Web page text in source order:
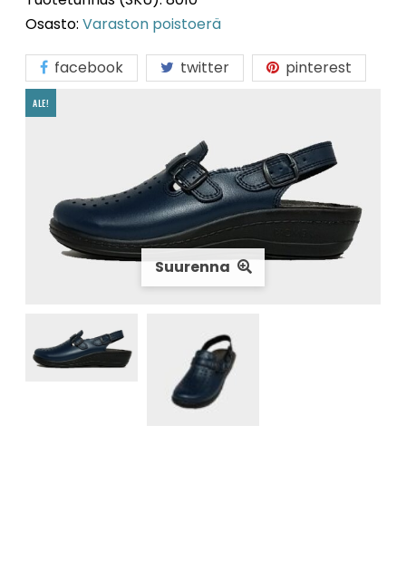
ALE!
Suurenna
Osasto:Varaston poistoerä
facebook twitter pinterest